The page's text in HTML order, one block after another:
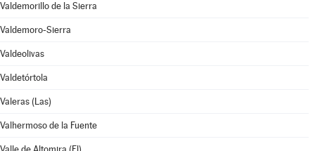
Valdemorillo de la Sierra
Valdemoro-Sierra
Valdeolivas
Valdetórtola
Valeras (Las)
Valhermoso de la Fuente